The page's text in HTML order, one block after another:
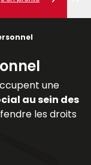
une
au sein des
les droits
et à